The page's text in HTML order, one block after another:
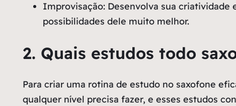
Improvisação: Desenvolva sua
possibilidades dele muito melhor.
2. Quais estudos todo
Para criar uma rotina de estudo no saxofone
qualquer nível precisa fazer, e esses estudos